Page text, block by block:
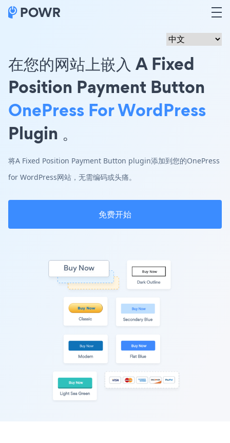
在您的网站上嵌入 A Fixed
Position Payment Button
OnePress For WordPress
Plugin 。
将A Fixed Position Payment Button plugin添加到您的OnePress
for WordPress网站，无需编码或头痛。
免费开始